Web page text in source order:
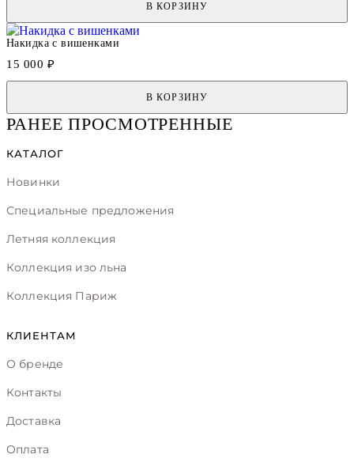
В КОРЗИНУ
Накидка с вишенками
15 000 ₽
В КОРЗИНУ
РАНЕЕ ПРОСМОТРЕННЫЕ
КАТАЛОГ
Новинки
Специальные предложения
Летняя коллекция
Коллекция изо льна
Коллекция Париж
КЛИЕНТАМ
О бренде
Контакты
Доставка
Оплата